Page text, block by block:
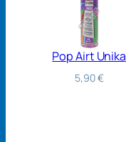
Pop Airt Unika
5,90€